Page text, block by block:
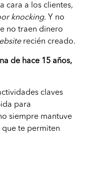
cara a los clientes,
knocking. Y no
no traen dinero
recién creado.
de hace 15 años,
claves
para
siempre mantuve
que te permiten